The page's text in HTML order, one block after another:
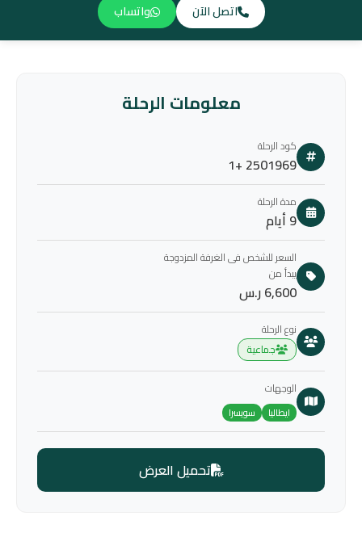
اتصل الآن واتساب
معلومات الرحلة
كود الرحلة
2501969 +1
مدة الرحلة
9 أيام
السعر للشخص فى الغرفة المزدوجة
يبدأ من
6,600 ر.س
نوع الرحلة
جماعية
الوجهات
ايطاليا سويسرا
تحميل العرض